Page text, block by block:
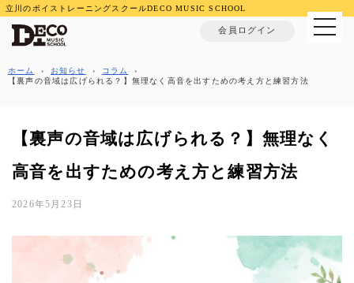
立川のボイストレーニングスクールDECO MUSIC SCHOOL
会員ログイン
MENU
ホーム › お知らせ › コラム
›
【裏声の音域は広げられる？】無理なく高音を出すための考え方と練習方法
【裏声の音域は広げられる？】無理なく
高音を出すための考え方と練習方法
2026年5月23日